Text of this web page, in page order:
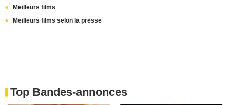
Meilleurs films
Meilleurs films selon la presse
Top Bandes-annonces